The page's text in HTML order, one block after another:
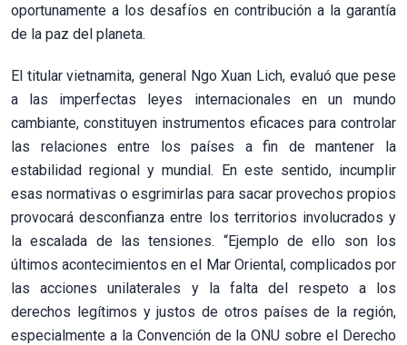
oportunamente a los desafíos en contribución a la garantía
de la paz del planeta.
El titular vietnamita, general Ngo Xuan Lich, evaluó que pese
a las imperfectas leyes internacionales en un mundo
cambiante, constituyen instrumentos eficaces para controlar
las relaciones entre los países a fin de mantener la
estabilidad regional y mundial. En este sentido, incumplir
esas normativas o esgrimirlas para sacar provechos propios
provocará desconfianza entre los territorios involucrados y
la escalada de las tensiones. “Ejemplo de ello son los
últimos acontecimientos en el Mar Oriental, complicados por
las acciones unilaterales y la falta del respeto a los
derechos legítimos y justos de otros países de la región,
especialmente a la Convención de la ONU sobre el Derecho